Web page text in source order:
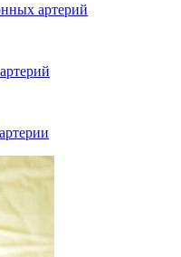
артерий